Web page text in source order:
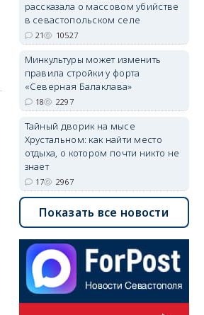
рассказала о массовом убийстве
в севастопольском селе
21 10527
Минкультуры может изменить
правила стройки у форта
«Северная Балаклава»
18 2297
Тайный дворик на мысе
Хрустальном: как найти место
отдыха, о котором почти никто не
знает
17 2967
Показать все новости